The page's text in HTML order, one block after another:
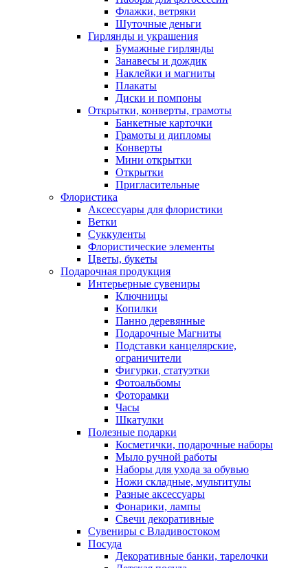
Флажки, ветряки
Шуточные деньги
Гирлянды и украшения
Бумажные гирлянды
Занавесы и дождик
Наклейки и магниты
Плакаты
Диски и помпоны
Открытки, конверты, грамоты
Банкетные карточки
Грамоты и дипломы
Конверты
Мини открытки
Открытки
Пригласительные
Флористика
Аксессуары для флористики
Ветки
Суккуленты
Флористические элементы
Цветы, букеты
Подарочная продукция
Интерьерные сувениры
Ключницы
Копилки
Панно деревянные
Подарочные Магниты
Подставки канцелярские,
ограничители
Фигурки, статуэтки
Фотоальбомы
Фоторамки
Часы
Шкатулки
Полезные подарки
Косметички, подарочные наборы
Мыло ручной работы
Наборы для ухода за обувью
Ножи складные, мультитулы
Разные аксессуары
Фонарики, лампы
Свечи декоративные
Сувениры с Владивостоком
Посуда
Декоративные банки, тарелочки